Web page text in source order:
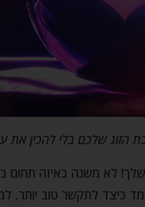
שלכם בלי להכין את
לא משנה באיזה תחום
כיצד לתקשר טוב יותר,